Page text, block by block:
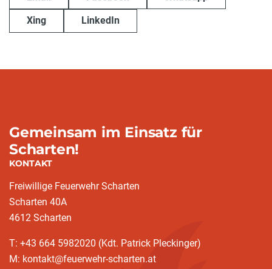
Xing LinkedIn
Gemeinsam im Einsatz für
Scharten!
KONTAKT
Freiwillige Feuerwehr Scharten
Scharten 40A
4612 Scharten
T: +43 664 5982020 (Kdt. Patrick Pleckinger)
M: kontakt@feuerwehr-scharten.at